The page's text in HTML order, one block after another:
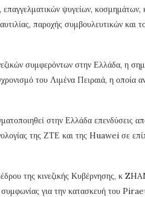
ψυγείων,
παροχής συμβουλευτικών και
συμφερόντων στην Ελλάδα, η
του Λιμένα Πειραιά, η οποία
στην Ελλάδα επενδύσεις
της ΖΤΕ και της Huawei σε
της κινεζικής Κυβέρνησης, κ
για την κατασκευή του